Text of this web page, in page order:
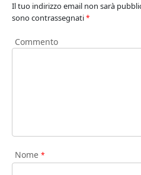
Il tuo indirizzo email non sarà
sono contrassegnati*
Commento
Nome *